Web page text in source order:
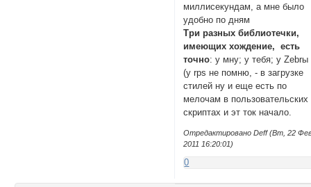
миллисекундам, а мне было
удобно по дням
Три разных библиотечки,
имеющих хождение, есть
точно: у мну; у тебя; у Zebrы
(у rps не помню, - в загрузке
стилей ну и еще есть по
мелочам в пользовательских
скриптаx и эт ток начало.
Отредактировано Deff (Вт, 22
2011 16:20:01)
0